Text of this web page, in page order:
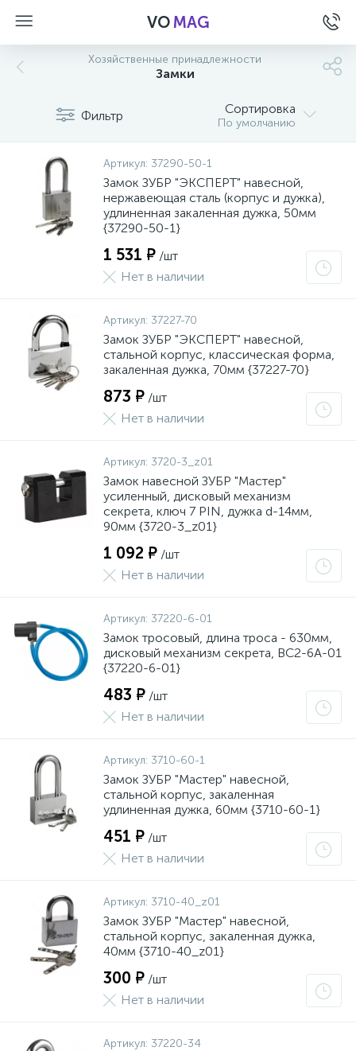
VOMAG
Хозяйственные принадлежности
Замки
Фильтр Сортировка
По умолчанию
Артикул: 37290-50-1
Замок ЗУБР "ЭКСПЕРТ" навесной,
нержавеющая сталь (корпус и дужка),
удлиненная закаленная дужка, 50мм
{37290-50-1}
1 531 ₽ /шт
Нет в наличии
Артикул: 37227-70
Замок ЗУБР "ЭКСПЕРТ" навесной,
стальной корпус, классическая форма,
закаленная дужка, 70мм {37227-70}
873 ₽ /шт
Нет в наличии
Артикул: 3720-3_z01
Замок навесной ЗУБР "Мастер"
усиленный, дисковый механизм
секрета, ключ 7 PIN, дужка d-14мм,
90мм {3720-3_z01}
1 092 ₽ /шт
Нет в наличии
Артикул: 37220-6-01
Замок тросовый, длина троса - 630мм,
дисковый механизм секрета, ВС2-6А-01
{37220-6-01}
483 ₽ /шт
Нет в наличии
Артикул: 3710-60-1
Замок ЗУБР "Мастер" навесной,
стальной корпус, закаленная
удлиненная дужка, 60мм {3710-60-1}
451 ₽ /шт
Нет в наличии
Артикул: 3710-40_z01
Замок ЗУБР "Мастер" навесной,
стальной корпус, закаленная дужка,
40мм {3710-40_z01}
300 ₽ /шт
Нет в наличии
Артикул: 37220-34